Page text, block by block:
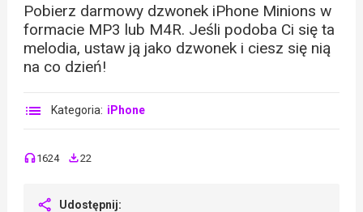
Pobierz darmowy dzwonek iPhone Minions w
formacie MP3 lub M4R. Jeśli podoba Ci się ta
melodia, ustaw ją jako dzwonek i ciesz się nią
na co dzień!
Kategoria: iPhone
1624 22
Udostępnij: